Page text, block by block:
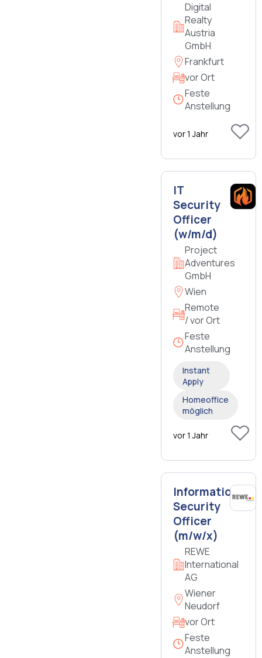
Digital
Realty
Austria
GmbH
Frankfurt
vor Ort
Feste
Anstellung
vor 1 Jahr
IT
Security
Officer
(w/m/d)
Project
Adventures
GmbH
Wien
Remote
/ vor Ort
Feste
Anstellung
Instant
Apply
Homeoffice
möglich
vor 1 Jahr
Information
Security
Officer
(m/w/x)
REWE
International
AG
Wiener
Neudorf
vor Ort
Feste
Anstellung